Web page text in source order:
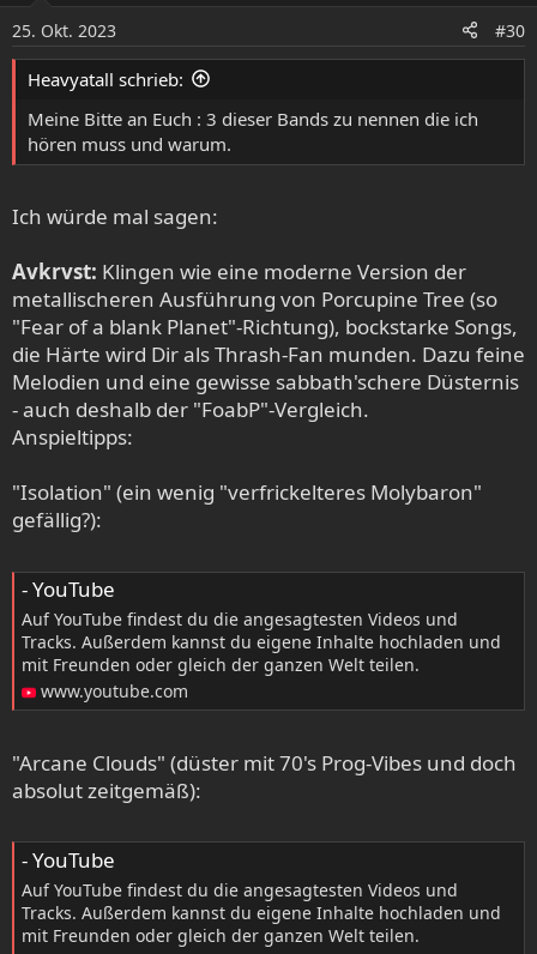
n
e
n
25. Okt. 2023 #30
Heavyatall schrieb:
Meine Bitte an Euch : 3 dieser Bands zu nennen die ich
hören muss und warum.
Ich würde mal sagen:
Avkrvst: Klingen wie eine moderne Version der
metallischeren Ausführung von Porcupine Tree (so
"Fear of a blank Planet"-Richtung), bockstarke Songs,
die Härte wird Dir als Thrash-Fan munden. Dazu feine
Melodien und eine gewisse sabbath'schere Düsternis
- auch deshalb der "FoabP"-Vergleich.
Anspieltipps:
"Isolation" (ein wenig "verfrickelteres Molybaron"
gefällig?):
- YouTube
Auf YouTube findest du die angesagtesten Videos und
Tracks. Außerdem kannst du eigene Inhalte hochladen und
mit Freunden oder gleich der ganzen Welt teilen.
www.youtube.com
"Arcane Clouds" (düster mit 70's Prog-Vibes und doch
absolut zeitgemäß):
- YouTube
Auf YouTube findest du die angesagtesten Videos und
Tracks. Außerdem kannst du eigene Inhalte hochladen und
mit Freunden oder gleich der ganzen Welt teilen.